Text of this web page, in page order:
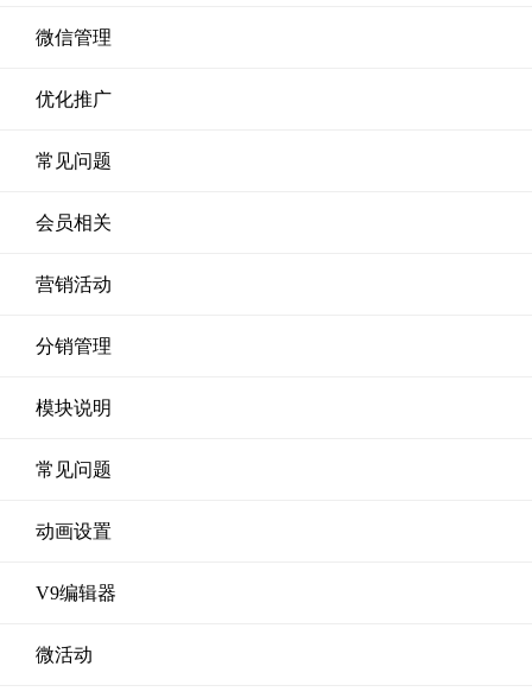
微信管理
优化推广
常见问题
会员相关
营销活动
分销管理
模块说明
常见问题
动画设置
V9编辑器
微活动